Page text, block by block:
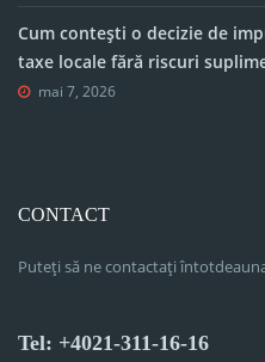
Cum contești o decizie de
taxe locale fără riscuri
mai 7, 2026
CONTACT
Puteți să ne contactați
Tel: +4021-311-16-16